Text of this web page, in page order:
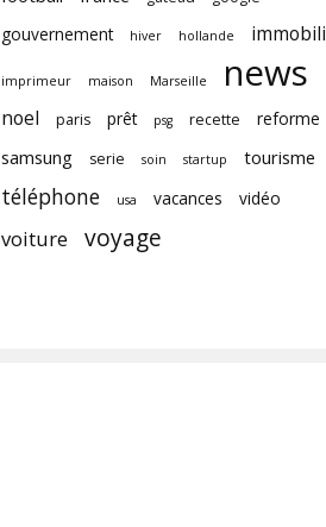
gouvernement hiver hollande
imprimeur maison Marseille news
noel paris prêt psg recette reforme
samsung serie soin startup tourisme
téléphone usa vacances vidéo
voiture voyage